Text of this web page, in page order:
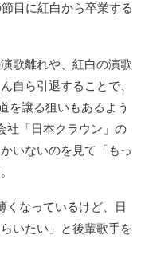
目に紅白から卒業する
歌離れや、紅白の演歌
自ら引退することで、
を譲る狙いもあるよう
社「日本クラウン」の
いないのを見て「もっ
くなっているけど、日
いたい」と後輩歌手を